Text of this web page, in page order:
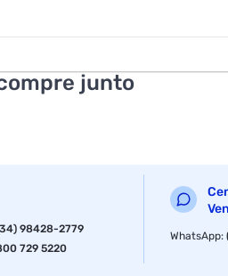
Certificação ?ANATEL: 160332200330
da memória ?128 GB
externa 128 GB
instalada ?8 GB
junto
98428-2779
729 5220
WhatsApp: